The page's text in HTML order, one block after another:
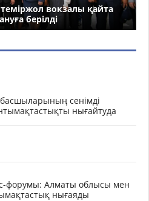
вокзалы қайта
берілді
сенімді
нығайтуда
форумы: Алматы облысы мен
нығаяды